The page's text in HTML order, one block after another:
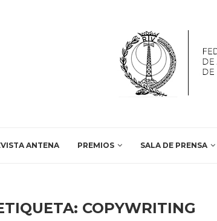
ANTENA PREMIOS SALA DE PRENSA
COPYWRITING